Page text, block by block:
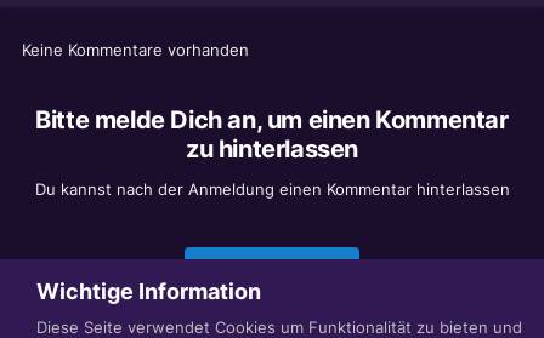
Keine Kommentare vorhanden
Bitte melde Dich an, um einen Kommentar
zu hinterlassen
Du kannst nach der Anmeldung einen Kommentar hinterlassen
Wichtige Information
Diese Seite verwendet Cookies um Funktionalität zu bieten und